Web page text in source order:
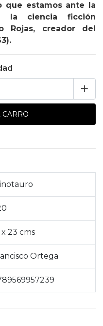
que estamos ante la
la ciencia ficción
Rojas, creador del
+
x 23 cms
Ortega